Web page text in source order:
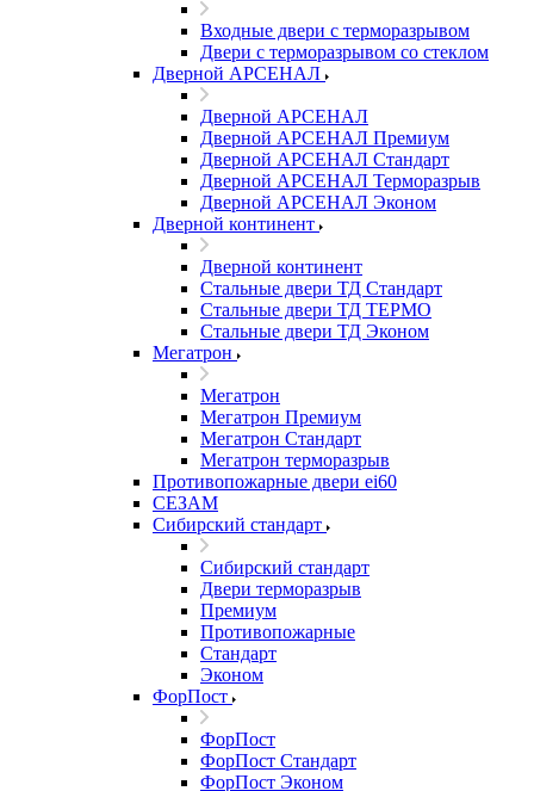
Входные двери с терморазрывом
Двери с терморазрывом со стеклом
Дверной АРСЕНАЛ
Дверной АРСЕНАЛ
Дверной АРСЕНАЛ Премиум
Дверной АРСЕНАЛ Стандарт
Дверной АРСЕНАЛ Терморазрыв
Дверной АРСЕНАЛ Эконом
Дверной континент
Дверной континент
Стальные двери ТД Стандарт
Стальные двери ТД ТЕРМО
Стальные двери ТД Эконом
Мегатрон
Мегатрон
Мегатрон Премиум
Мегатрон Стандарт
Мегатрон терморазрыв
Противопожарные двери ei60
СЕЗАМ
Сибирский стандарт
Сибирский стандарт
Двери терморазрыв
Премиум
Противопожарные
Стандарт
Эконом
ФорПост
ФорПост
ФорПост Стандарт
ФорПост Эконом